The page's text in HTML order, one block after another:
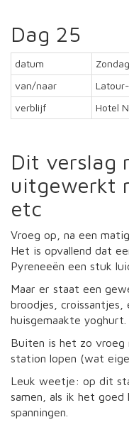
Dag 25
datum
van/naar
verblijf
Hotel
Dit verslag
uitgewerkt
etc
Vroeg op, na een
Het is opvallend dat
Pyreneeën een stuk
Maar er staat een
broodjes, croissantjes,
huisgemaakte yoghurt.
Buiten is het zo vroeg
station lopen (wat
Leuk weetje: op dit
samen, als ik het
spanningen.